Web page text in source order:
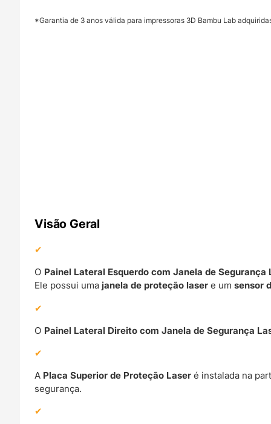
*Garantia de 3 anos válida para impressoras 3D Bambu Lab
Visão Geral
O Painel Lateral Esquerdo com Janela de Segurança
Ele possui umajanela de proteção laser e umsensor
O Painel Lateral Direito com Janela de Segurança
A Placa Superior de Proteção Laser é instalada na
segurança.